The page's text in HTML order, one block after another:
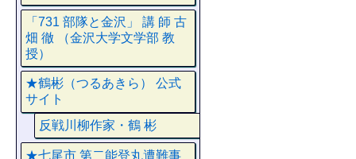
「731 部隊と金沢」 講 師 古
畑 徹 （金沢大学文学部 教
授）
★鶴彬（つるあきら） 公式
サイト
反戦川柳作家・鶴 彬
★七尾市 第二能登丸遭難事